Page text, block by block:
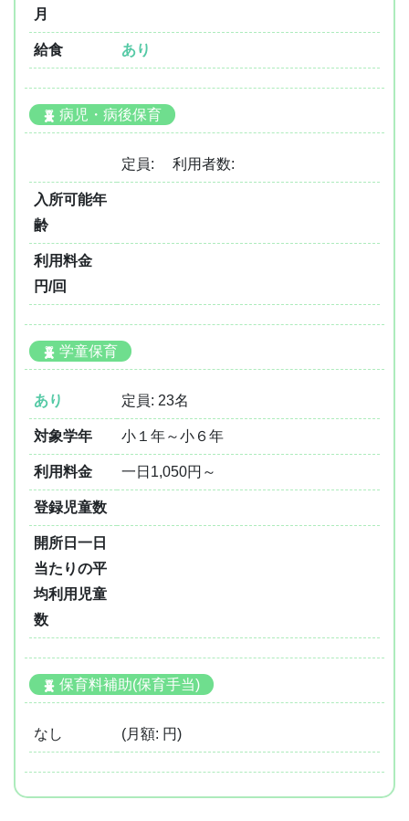
月
給食 あり
病児・病後保育
定員: 利用者数:
入所可能年
齢
利用料金
円/回
学童保育
あり 定員: 23名
対象学年 小１年～小６年
利用料金 一日1,050円～
登録児童数
開所日一日
当たりの平
均利用児童
数
保育料補助(保育手当)
なし (月額: 円)